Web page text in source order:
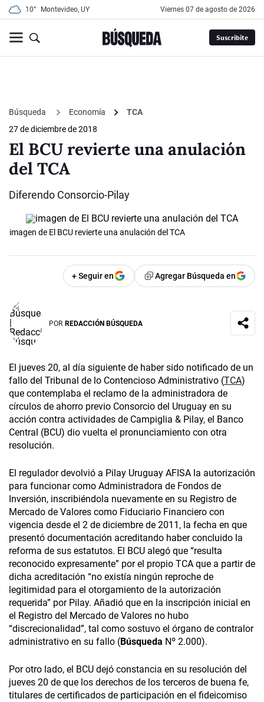
10° Montevideo, UY viernes 07 de agosto de 2026
Suscribite
Búsqueda Economía
TCA
27 de diciembre de 2018
El BCU revierte una anulación
del TCA
Diferendo Consorcio-Pilay
imagen de El BCU revierte una anulación del TCA
+ Seguir en Agregar Búsqueda en
POR REDACCIÓN BÚSQUEDA
El jueves 20, al día siguiente de haber sido notificado de un
fallo del Tribunal de lo Contencioso Administrativo (TCA)
que contemplaba el reclamo de la administradora de
círculos de ahorro previo Consorcio del Uruguay en su
acción contra actividades de Campiglia & Pilay, el Banco
Central (BCU) dio vuelta el pronunciamiento con otra
resolución.
El regulador devolvió a Pilay Uruguay AFISA la autorización
para funcionar como Administradora de Fondos de
Inversión, inscribiéndola nuevamente en su Registro de
Mercado de Valores como Fiduciario Financiero con
vigencia desde el 2 de diciembre de 2011, la fecha en que
presentó documentación acreditando haber concluido la
reforma de sus estatutos. El BCU alegó que “resulta
reconocido expresamente” por el propio TCA que a partir de
dicha acreditación “no existía ningún reproche de
legitimidad para el otorgamiento de la autorización
requerida” por Pilay. Añadió que en la inscripción inicial en
el Registro del Mercado de Valores no hubo
“discrecionalidad”, tal como sostuvo el órgano de contralor
administrativo en su fallo (Búsqueda Nº 2.000).
Por otro lado, el BCU dejó constancia en su resolución del
jueves 20 de que los derechos de los terceros de buena fe,
titulares de certificados de participación en el fideicomiso